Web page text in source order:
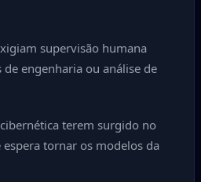
supervisão humana
engenharia ou análise de
terem surgido no
tornar os modelos da